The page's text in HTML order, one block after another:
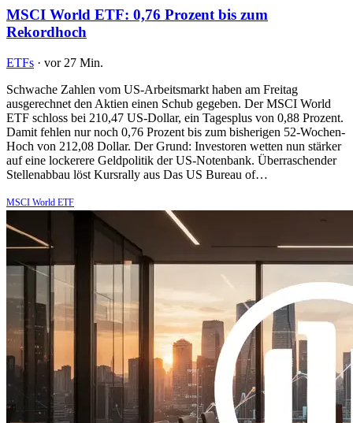
MSCI World ETF: 0,76 Prozent bis zum
Rekordhoch
ETFs · vor 27 Min.
Schwache Zahlen vom US-Arbeitsmarkt haben am Freitag
ausgerechnet den Aktien einen Schub gegeben. Der MSCI World
ETF schloss bei 210,47 US-Dollar, ein Tagesplus von 0,88 Prozent.
Damit fehlen nur noch 0,76 Prozent bis zum bisherigen 52-Wochen-
Hoch von 212,08 Dollar. Der Grund: Investoren wetten nun stärker
auf eine lockerere Geldpolitik der US-Notenbank. Überraschender
Stellenabbau löst Kursrally aus Das US Bureau of…
MSCI World ETF